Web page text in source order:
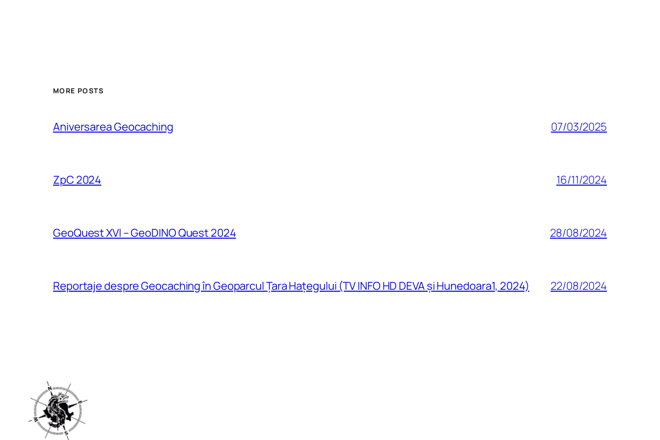
MORE POSTS
Aniversarea Geocaching 07/03/2025
ZpC 2024 16/11/2024
GeoQuest XVI – GeoDINO Quest 2024 28/08/2024
Reportaje despre Geocaching în Geoparcul Țara Hațegului (TV INFO HD DEVA și Hunedoara1, 2024) 22/08/2024